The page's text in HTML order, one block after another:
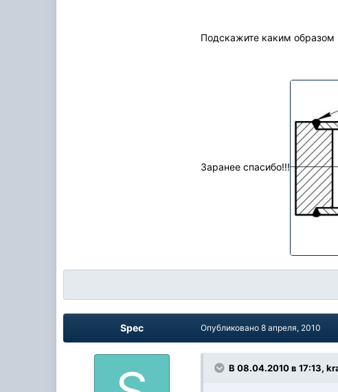
Подскажите каким образом
Заранее спасибо!!!
Spec Опубликовано8 апреля, 2010
В 08.04.2010 в 17:13,